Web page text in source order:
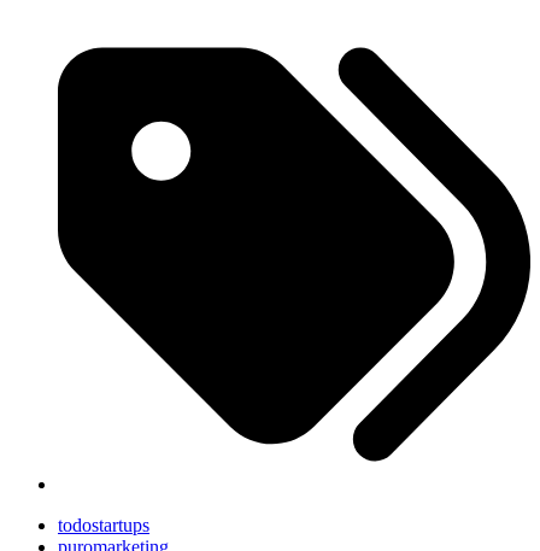
todostartups
puromarketing